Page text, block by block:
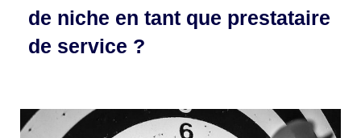
de niche en tant que prestataire
de service ?